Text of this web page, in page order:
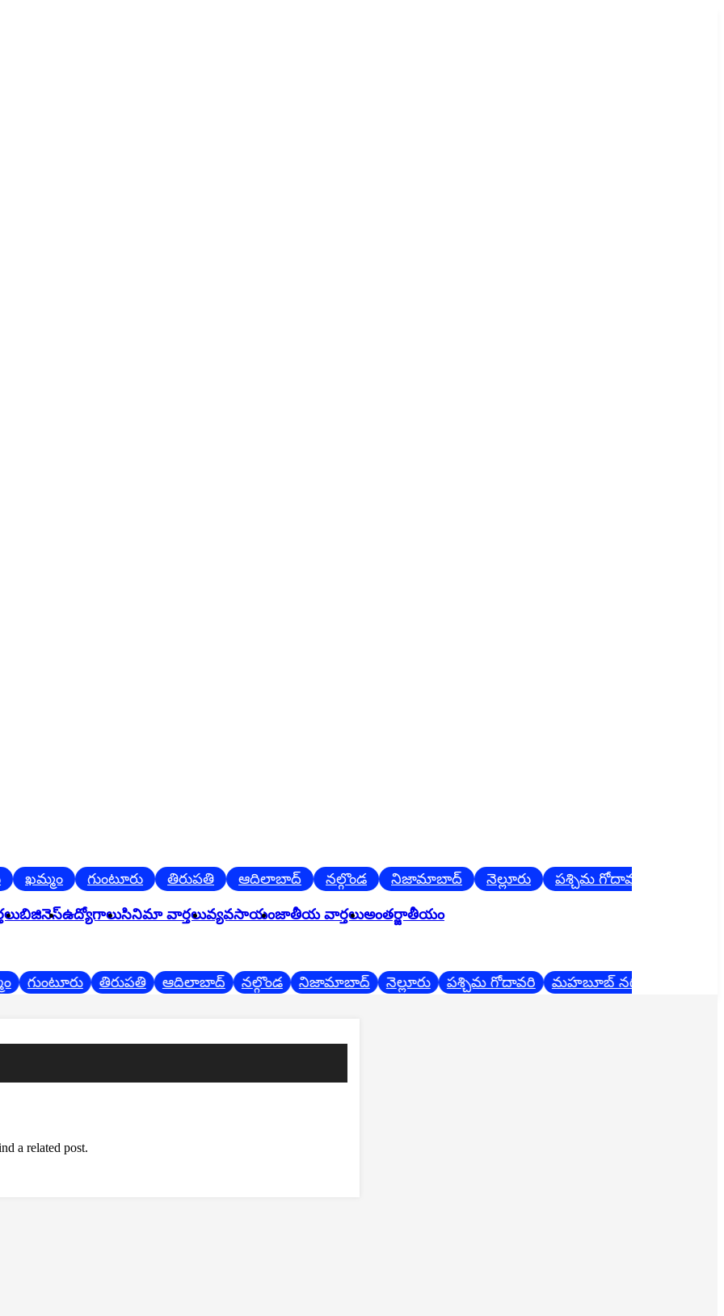
ఖమ్మం గుంటూరు తిరుపతి ఆదిలాబాద్ నల్గొండ నిజామాబాద్ నెల్లూరు పశ్చిమ గోదావరి
బిజినెస్ఉద్యోగాలుసినిమా వార్తలువ్యవసాయంజాతీయ వార్తలుఅంతర్జాతీయం
గుంటూరు తిరుపతి ఆదిలాబాద్ నల్గొండ నిజామాబాద్ నెల్లూరు పశ్చిమ గోదావరి మహబూబ్ నగర్
a related post.